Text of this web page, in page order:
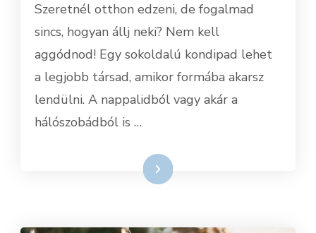
Szeretnél otthon edzeni, de fogalmad
sincs, hogyan állj neki? Nem kell
aggódnod! Egy sokoldalú kondipad lehet
a legjobb társad, amikor formába akarsz
lendülni. A nappalidból vagy akár a
hálószobádból is …
Tovább